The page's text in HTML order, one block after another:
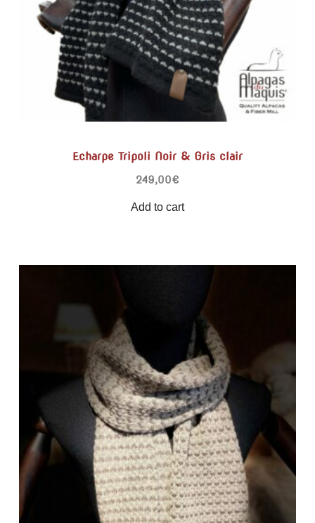
Echarpe Tripoli Noir & Gris clair
249,00€
Add to cart